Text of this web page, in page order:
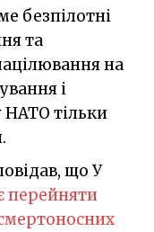
безпілотні
та
на
і
НАТО тільки
що У
перейняти